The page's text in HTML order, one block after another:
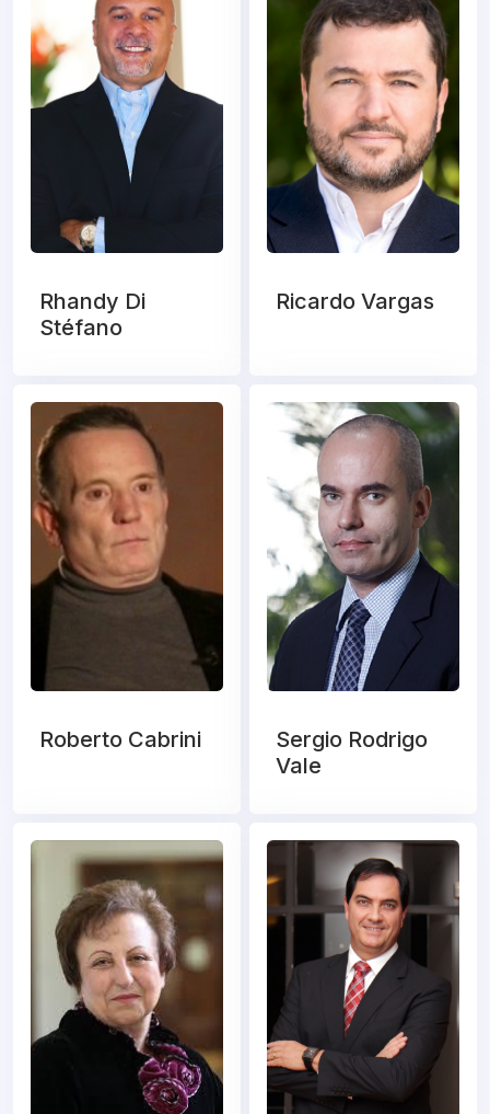
Rhandy Di
Stéfano
Ricardo Vargas
Roberto Cabrini
Sergio Rodrigo
Vale